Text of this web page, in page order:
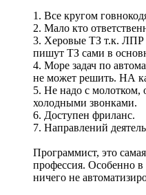
1. Все кругом
2. Мало кто
3. Херовые ТЗ т.к. ЛПР
пишут ТЗ сами в
4. Море задач по
не может решить. НА
5. Не надо с молотком,
холодными звонками.
6. Доступен фриланс.
7. Направлений
Программист, это
профессия. Особенно
ничего не